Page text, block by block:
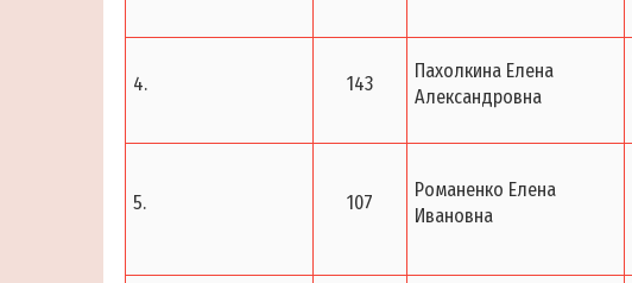
4. 143
Пахолкина Елена
Александровна
5. 107
Романенко Елена
Ивановна